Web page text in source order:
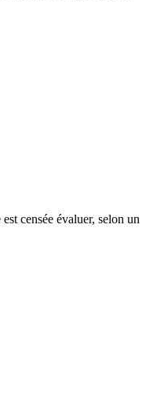
censée évaluer, selon un